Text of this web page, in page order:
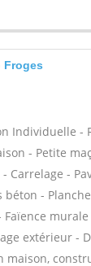
Froges
Individuelle -
- Petite
Carrelage -
-
extérieur -
maison,